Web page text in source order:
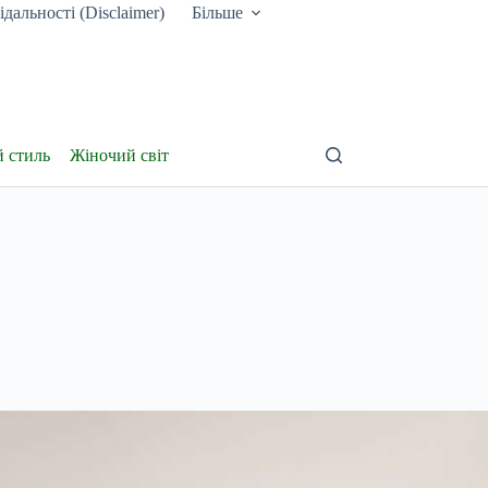
(Disclaimer) Більше
стиль Жіночий світ